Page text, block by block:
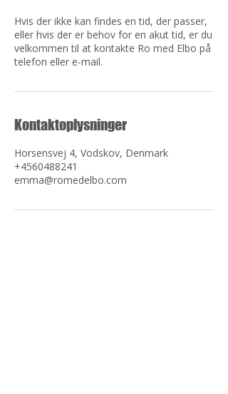
Hvis der ikke kan findes en tid, der passer,
eller hvis der er behov for en akut tid, er du
velkommen til at kontakte Ro med Elbo på
telefon eller e-mail.
Kontaktoplysninger
Horsensvej 4, Vodskov, Denmark
+4560488241
emma@romedelbo.com